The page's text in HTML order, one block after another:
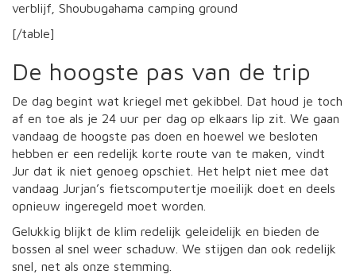
verblijf, Shoubugahama camping ground
[/table]
De hoogste pas van de trip
De dag begint wat kriegel met gekibbel. Dat houd je toch
af en toe als je 24 uur per dag op elkaars lip zit. We gaan
vandaag de hoogste pas doen en hoewel we besloten
hebben er een redelijk korte route van te maken, vindt
Jur dat ik niet genoeg opschiet. Het helpt niet mee dat
vandaag Jurjan’s fietscomputertje moeilijk doet en deels
opnieuw ingeregeld moet worden.
Gelukkig blijkt de klim redelijk geleidelijk en bieden de
bossen al snel weer schaduw. We stijgen dan ook redelijk
snel, net als onze stemming.